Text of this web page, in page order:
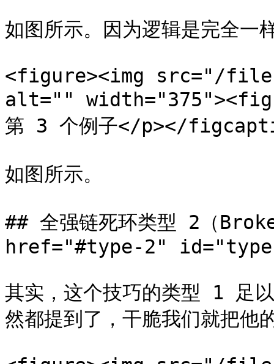
如图所示。因为逻辑是完全一
<figure><img src="/files/
alt=""
第 3 个例子</p></
如图所示。
## 全强链死环类型 2（
href="#type-2"
其实，这个技巧的类型 1 足
然都提到了，干脆我们就把他